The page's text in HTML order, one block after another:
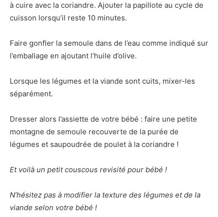
à cuire avec la coriandre. Ajouter la papillote au cycle de
cuisson lorsqu’il reste 10 minutes.
Faire gonfler la semoule dans de l’eau comme indiqué sur
l’emballage en ajoutant l’huile d’olive.
Lorsque les légumes et la viande sont cuits, mixer-les
séparément.
Dresser alors l’assiette de votre bébé : faire une petite
montagne de semoule recouverte de la purée de
légumes et saupoudrée de poulet à la coriandre !
Et voilà un petit couscous revisité pour bébé !
N’hésitez pas à modifier la texture des légumes et de la
viande selon votre bébé !